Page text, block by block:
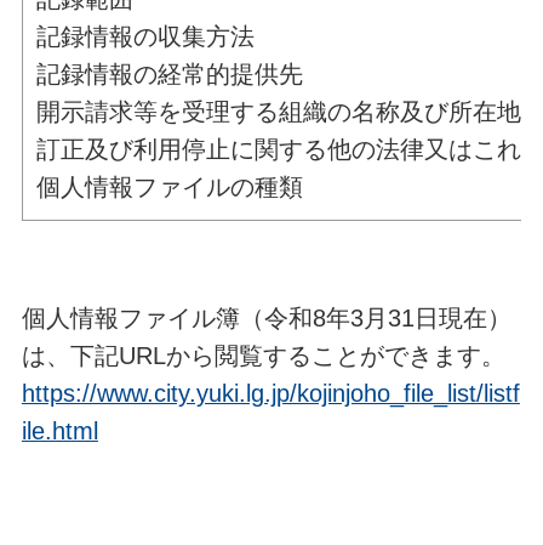
記録情報の収集方法
記録情報の経常的提供先
開示請求等を受理する組織の名称及び所在地
訂正及び利用停止に関する他の法律又はこれ
個人情報ファイルの種類
個人情報ファイル簿（令和8年3月31日現在）
は、下記URLから閲覧することができます。
https://www.city.yuki.lg.jp/kojinjoho_file_list/listf
ile.html